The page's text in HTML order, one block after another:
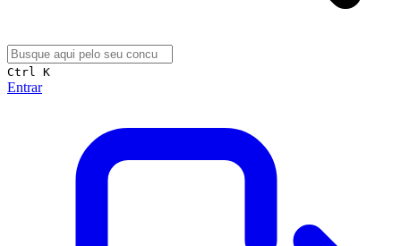
Ctrl K
Entrar